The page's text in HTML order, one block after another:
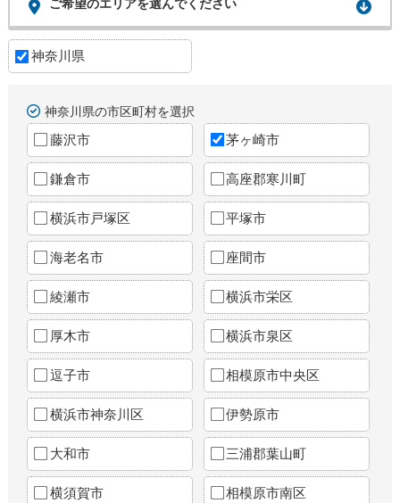
ご希望のエリアを選んでください
神奈川県
神奈川県の市区町村を選択
藤沢市 茅ヶ崎市
鎌倉市 高座郡寒川町
横浜市戸塚区 平塚市
海老名市 座間市
綾瀬市 横浜市栄区
厚木市 横浜市泉区
逗子市 相模原市中央区
横浜市神奈川区 伊勢原市
大和市 三浦郡葉山町
横須賀市 相模原市南区